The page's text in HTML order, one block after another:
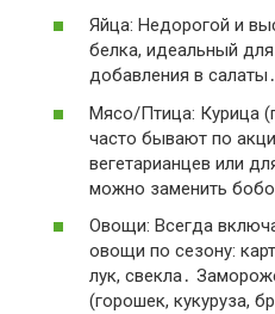
Яйца: Недорогой и
белка, идеальный
добавления в салаты․
Мясо/Птица: Курица
часто бывают по
вегетарианцев или
можно заменить
Овощи: Всегда
овощи по сезону:
лук, свекла․
(горошек, кукуруза,